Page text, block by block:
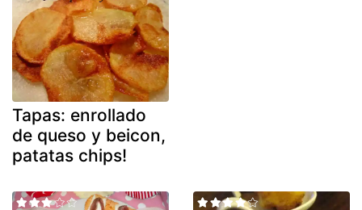
Tapas: enrollado
de queso y beicon,
patatas chips!